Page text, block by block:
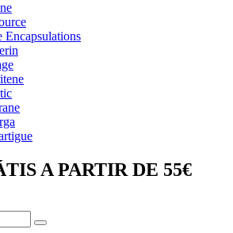
Encapsulations
A PARTIR DE 55€